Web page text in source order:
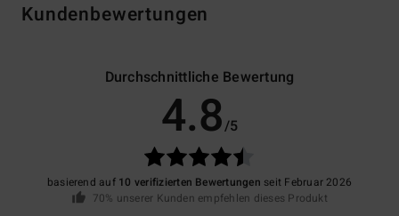
Kundenbewertungen
Durchschnittliche Bewertung
4.8/5
basierend auf 10 verifizierten Bewertungen seit Februar 2026
70% unserer Kunden empfehlen dieses Produkt